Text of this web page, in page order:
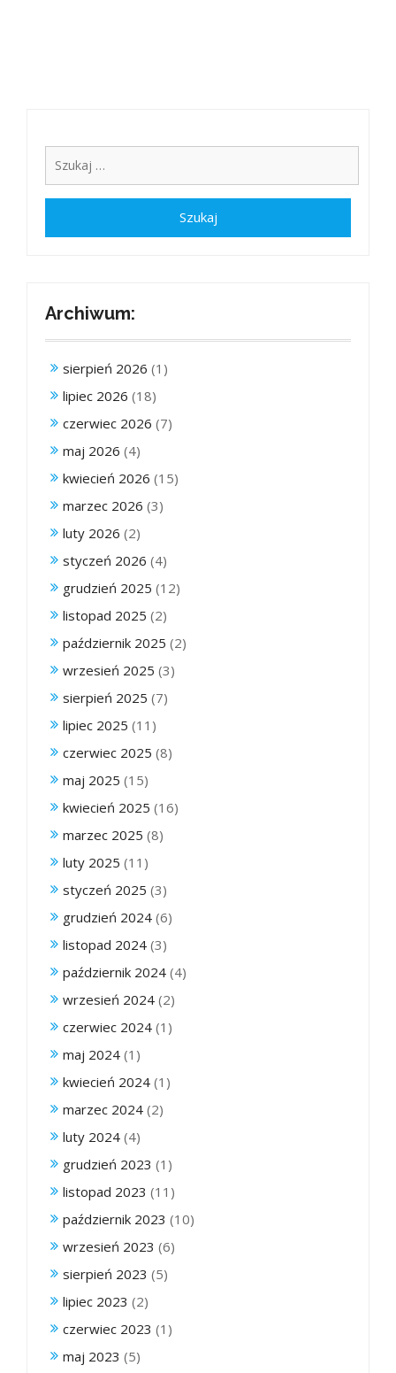
Archiwum:
sierpień 2026 (1)
lipiec 2026 (18)
czerwiec 2026 (7)
maj 2026 (4)
kwiecień 2026 (15)
marzec 2026 (3)
luty 2026 (2)
styczeń 2026 (4)
grudzień 2025 (12)
listopad 2025 (2)
październik 2025 (2)
wrzesień 2025 (3)
sierpień 2025 (7)
lipiec 2025 (11)
czerwiec 2025 (8)
maj 2025 (15)
kwiecień 2025 (16)
marzec 2025 (8)
luty 2025 (11)
styczeń 2025 (3)
grudzień 2024 (6)
listopad 2024 (3)
październik 2024 (4)
wrzesień 2024 (2)
czerwiec 2024 (1)
maj 2024 (1)
kwiecień 2024 (1)
marzec 2024 (2)
luty 2024 (4)
grudzień 2023 (1)
listopad 2023 (11)
październik 2023 (10)
wrzesień 2023 (6)
sierpień 2023 (5)
lipiec 2023 (2)
czerwiec 2023 (1)
maj 2023 (5)